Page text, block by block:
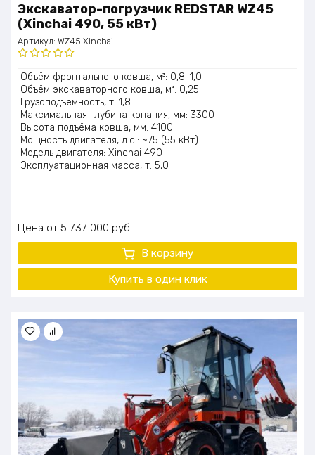
Экскаватор-погрузчик REDSTAR WZ45
(Xinchai 490, 55 кВт)
Артикул: WZ45 Xinchai
Оценка
5.00 из 5
Объём фронтального ковша, м³: 0,8–1,0
Объём экскаваторного ковша, м³: 0,25
Грузоподъёмность, т: 1,8
Максимальная глубина копания, мм: 3300
Высота подъёма ковша, мм: 4100
Мощность двигателя, л.с.: ~75 (55 кВт)
Модель двигателя: Xinchai 490
Эксплуатационная масса, т: 5,0
Цена 5 737 000 руб.
В корзину
Купить в один клик